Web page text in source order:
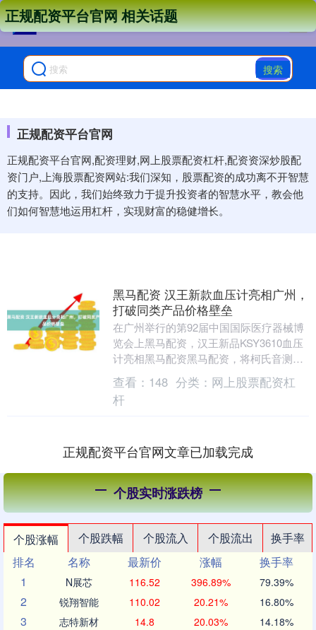
搜索
正规配资平台官网
正规配资平台官网,配资理财,网上股票配资杠杆,配资资深炒股配
资门户,上海股票配资网站:我们深知，股票配资的成功离不开智慧
的支持。因此，我们始终致力于提升投资者的智慧水平，教会他
们如何智慧地运用杠杆，实现财富的稳健增长。
正规配资平台官网 相关话题
黑马配资 汉王新款血压计亮相广州，
打破同类产品价格壁垒
在广州举行的第92届中国国际医疗器械博
览会上黑马配资，汉王新品KSY3610血压
计亮相黑马配资黑马配资，将柯氏音测量
技术与房颤筛查功能结合。 据悉，
KSY361....
查看： 148 分类： 网上股票配资杠
杆
正规配资平台官网文章已加载完成
个股实时涨跌榜
个股涨幅 个股跌幅 个股流入 个股流出
换手率
排名
名称 最新价 涨幅
换手率
1
N展芯 116.52 396.89% 79.39%
2 锐翔智能 110.02 20.21% 16.80%
3 志特新材 14.8 20.03% 14.18%